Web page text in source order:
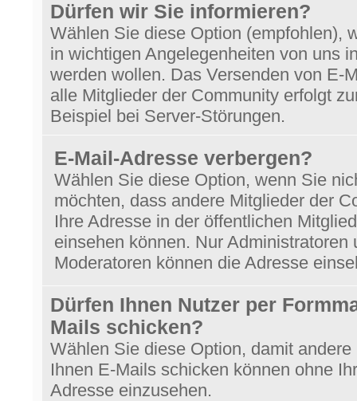
Dürfen wir Sie informieren?
Wählen Sie diese Option (empfohlen),
in wichtigen Angelegenheiten von uns
werden wollen. Das Versenden von E-
alle Mitglieder der Community erfolgt
Beispiel bei Server-Störungen.
E-Mail-Adresse verbergen?
Wählen Sie diese Option, wenn Sie
möchten, dass andere Mitglieder der
Ihre Adresse in der öffentlichen
einsehen können. Nur Administratoren
Moderatoren können die Adresse
Dürfen Ihnen Nutzer per
Mails schicken?
Wählen Sie diese Option, damit andere
Ihnen E-Mails schicken können ohne
Adresse einzusehen.